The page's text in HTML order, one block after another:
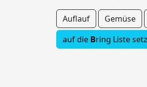
Auflauf Gemüse
auf die Bring Liste